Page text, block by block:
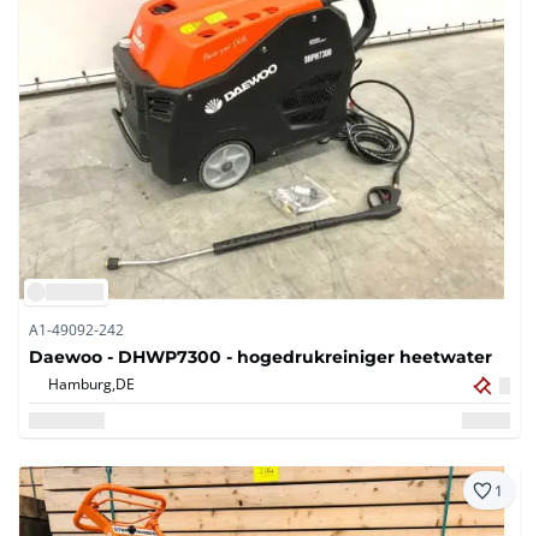
A1-49092-242
Daewoo - DHWP7300 - hogedrukreiniger heetwater
Hamburg,DE
1